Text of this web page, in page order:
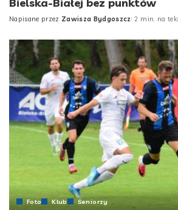
Bielska-Białej bez punktów
Posted
Napisane przez Zawisza Bydgoszcz 2 min. na
Foto Klub Seniorzy